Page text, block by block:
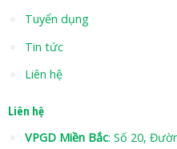
Tuyển dụng
Tin tức
Liên hệ
Liên hệ
VPGD Miền Bắc: Số 20,